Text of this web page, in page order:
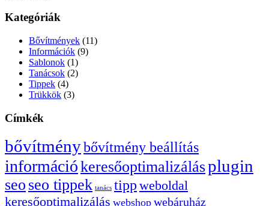
Kategóriák
Bővítmények (11)
Információk (9)
Sablonok (1)
Tanácsok (2)
Tippek (4)
Trükkök (3)
Címkék
bővítménybővítmény beállítás
információkeresőoptimalizálásplugin
seo seo tippek tanács tipp weboldal
keresőoptimalizálás webshop webáruház